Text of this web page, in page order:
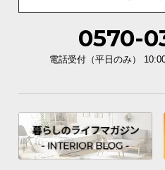
0570-
電話受付（平日のみ）